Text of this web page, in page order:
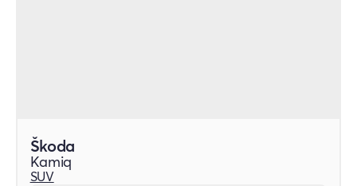
Škoda
Kamiq
SUV